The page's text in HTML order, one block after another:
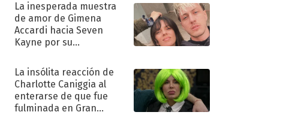
La inesperada muestra
de amor de Gimena
Accardi hacia Seven
Kayne por su
La insólita reacción de
Charlotte Caniggia al
enterarse de que fue
fulminada en Gran